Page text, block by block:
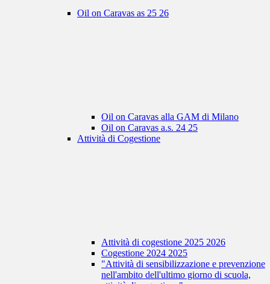
Oil on Caravas as 25 26
Oil on Caravas alla GAM di Milano
Oil on Caravas a.s. 24 25
Attività di Cogestione
Attività di cogestione 2025 2026
Cogestione 2024 2025
"Attività di sensibilizzazione e prevenzione
nell'ambito dell'ultimo giorno di scuola,